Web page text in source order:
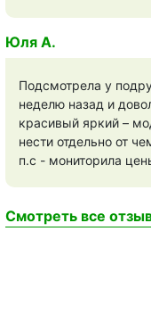
Юля А.
Подсмотрела у
неделю назад и
красивый яркий –
нести отдельно от
п.с - мониторила
Смотреть все